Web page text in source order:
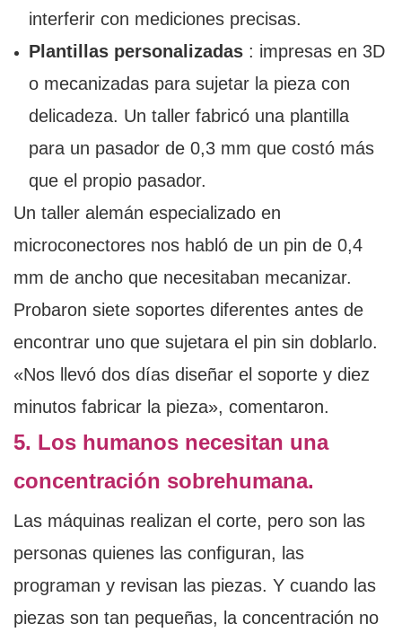
interferir con mediciones precisas.
Plantillas personalizadas: impresas en 3D
o mecanizadas para sujetar la pieza con
delicadeza. Un taller fabricó una plantilla
para un pasador de 0,3 mm que costó más
que el propio pasador.
Un taller alemán especializado en
microconectores nos habló de un pin de 0,4
mm de ancho que necesitaban mecanizar.
Probaron siete soportes diferentes antes de
encontrar uno que sujetara el pin sin doblarlo.
«Nos llevó dos días diseñar el soporte y diez
minutos fabricar la pieza», comentaron.
5. Los humanos necesitan una
concentración sobrehumana.
Las máquinas realizan el corte, pero son las
personas quienes las configuran, las
programan y revisan las piezas. Y cuando las
piezas son tan pequeñas, la concentración no